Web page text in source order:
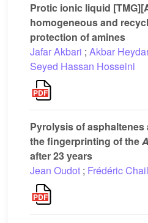
Protic ionic liquid
homogeneous and
protection of amines
Jafar Akbari ; Akbar
Seyed Hassan Hosseini
Pyrolysis of
the fingerprinting of the
after 23 years
Jean Oudot ; Frédéric